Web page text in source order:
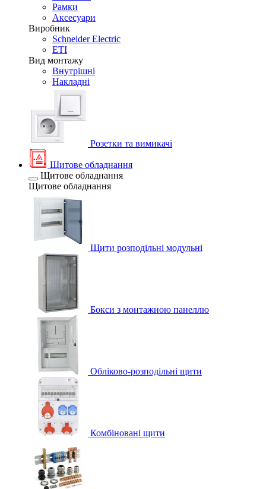
Рамки
Аксесуари
Виробник
Schneider Electric
ETI
Вид монтажу
Внутрішні
Накладні
Розетки та вимикачі
Щитове обладнання
Щитове обладнання
Щитове обладнання
Щити розподільні модульні
Бокси з монтажною панеллю
Обліково-розподільні щити
Комбіновані щити